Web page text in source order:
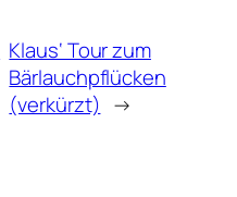
Klaus‘ Tour zum
Bärlauchpflücken
(verkürzt) →